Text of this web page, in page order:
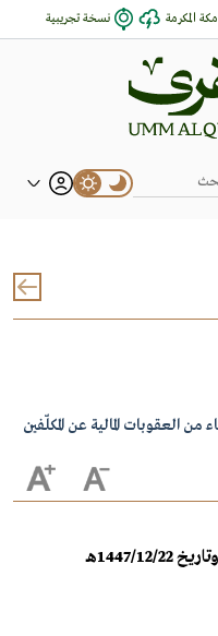
مكة المكرمة نسخة تجريبية
العقوبات المالية عن المكلّفين